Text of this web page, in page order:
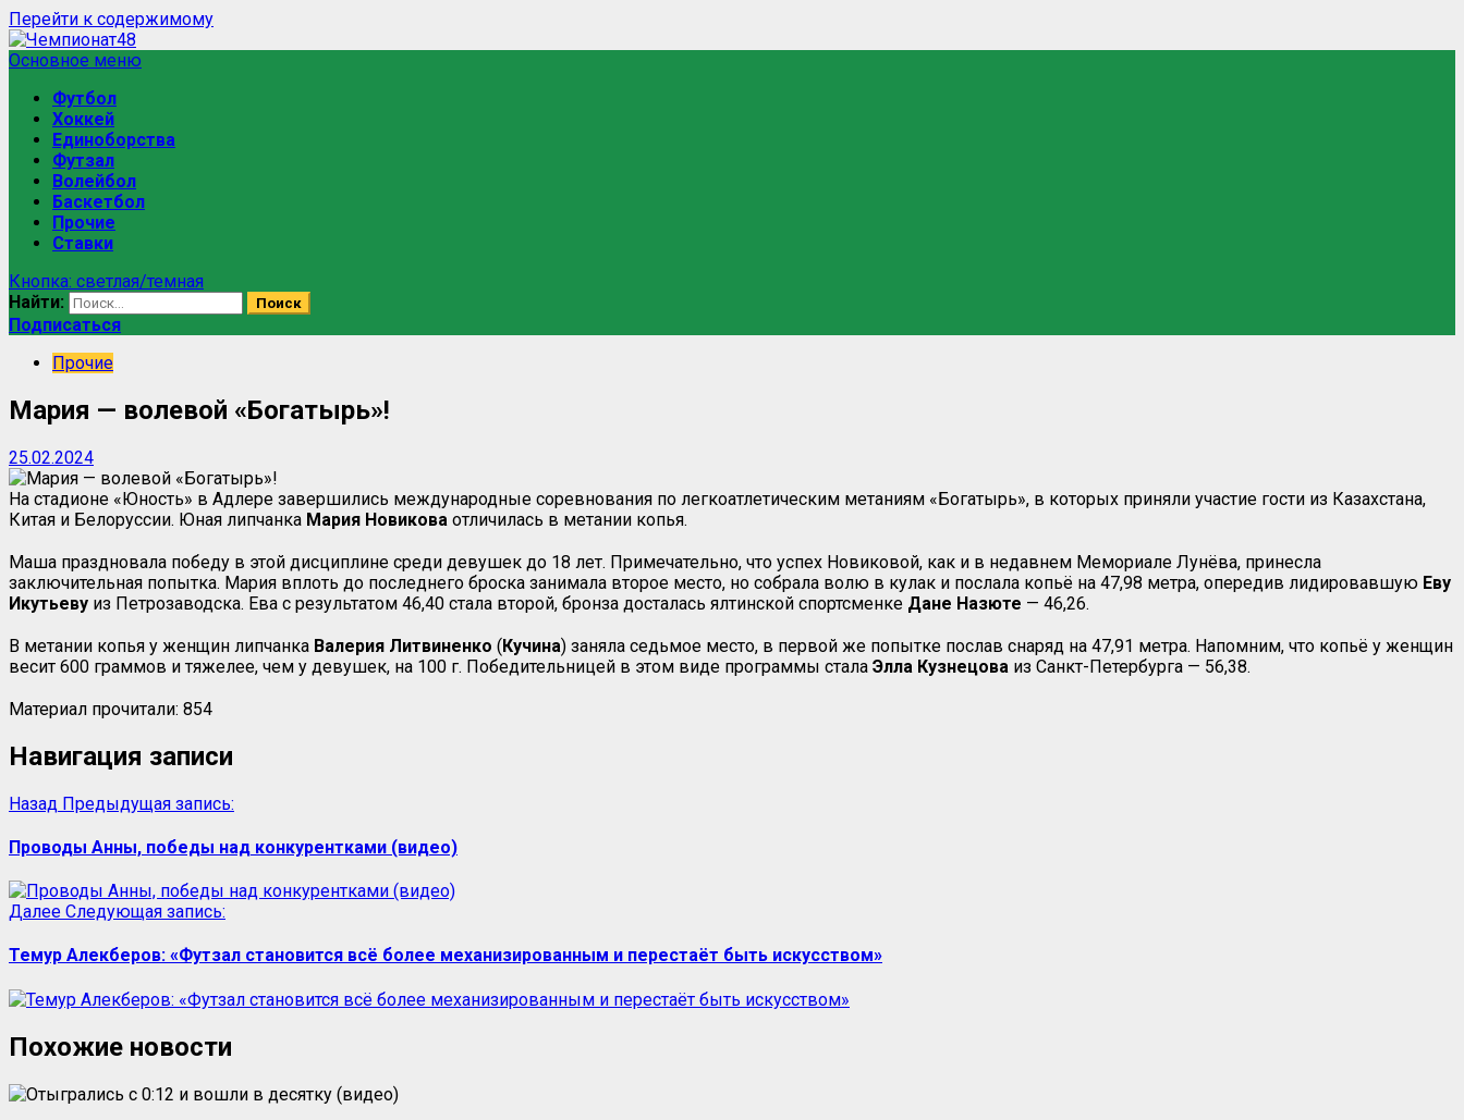
Перейти к содержимому
Основное меню
Футбол
Хоккей
Единоборства
Футзал
Волейбол
Баскетбол
Прочие
Ставки
Кнопка: светлая/темная
Найти:
Подписаться
Прочие
Мария — волевой «Богатырь»!
25.02.2024
На стадионе «Юность» в Адлере завершились международные соревнования по легкоатлетическим метаниям «Богатырь», в которых приняли участие гости из Казахстана,
Китая и Белоруссии. Юная липчанка Мария Новикова отличилась в метании копья.
Маша праздновала победу в этой дисциплине среди девушек до 18 лет. Примечательно, что успех Новиковой, как и в недавнем Мемориале Лунёва, принесла
заключительная попытка. Мария вплоть до последнего броска занимала второе место, но собрала волю в кулак и послала копьё на 47,98 метра, опередив лидировавшую Еву
Икутьеву из Петрозаводска. Ева с результатом 46,40 стала второй, бронза досталась ялтинской спортсменке Дане Назюте — 46,26.
В метании копья у женщин липчанка Валерия Литвиненко (Кучина) заняла седьмое место, в первой же попытке послав снаряд на 47,91 метра. Напомним, что копьё у женщин
весит 600 граммов и тяжелее, чем у девушек, на 100 г. Победительницей в этом виде программы стала Элла Кузнецова из Санкт-Петербурга — 56,38.
Материал прочитали: 854
Навигация записи
Назад Предыдущая запись:
Проводы Анны, победы над конкурентками (видео)
Далее Следующая запись:
Темур Алекберов: «Футзал становится всё более механизированным и перестаёт быть искусством»
Похожие новости